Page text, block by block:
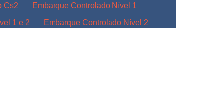
Cs2
Embarque Controlado Nível 1
1 e 2
Embarque Controlado Nível 2